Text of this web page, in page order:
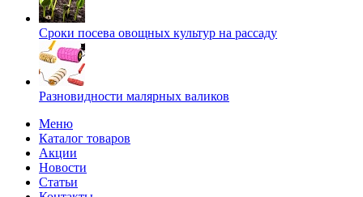
Сроки посева овощных культур на рассаду
Разновидности малярных валиков
Меню
Каталог товаров
Акции
Новости
Статьи